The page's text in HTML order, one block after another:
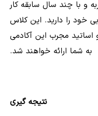
و با چند سال سابقه کار
خود را دارید. این کلاس
مجرب این آکادمی
به شما ارائه خواهند شد.
نتیجه گیری